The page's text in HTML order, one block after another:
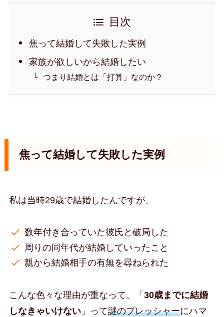
目次
焦って結婚して失敗した実例
家族が欲しいから結婚したい
つまり結婚とは「打算」なのか？
焦って結婚して失敗した実例
私は当時29歳で結婚したんですが、
数年付き合っていた彼氏と破局した
周りの同年代が結婚していったこと
親から結婚相手の有無を尋ねられた
こんな色々な理由が重なって、「 30歳までに結婚
しなきゃいけない」って謎のプレッシャーにハマ